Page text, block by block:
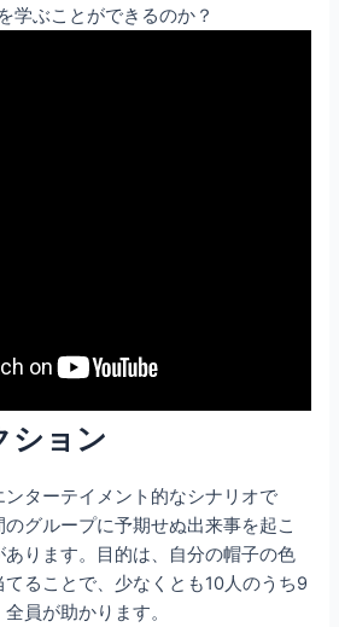
学ぶことができるのか？
ション
ターテイメント的なシナリオで
グループに予期せぬ出来事を起こ
あります。目的は、自分の帽子の色
ることで、少なくとも10人のうち9
員が助かります。